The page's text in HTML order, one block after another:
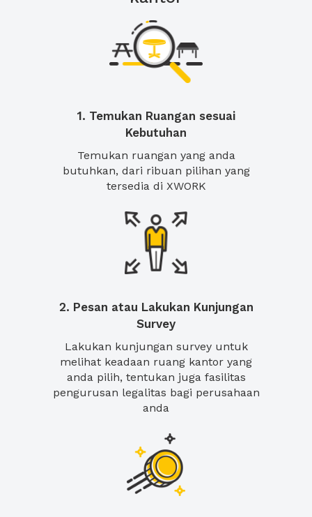
1. Temukan Ruangan sesuai
Kebutuhan
Temukan ruangan yang anda
butuhkan, dari ribuan pilihan yang
tersedia di XWORK
2. Pesan atau Lakukan Kunjungan
Survey
Lakukan kunjungan survey untuk
melihat keadaan ruang kantor yang
anda pilih, tentukan juga fasilitas
pengurusan legalitas bagi perusahaan
anda